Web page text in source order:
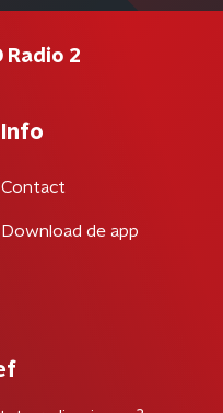
Radio 2
Info
Contact
Download de app